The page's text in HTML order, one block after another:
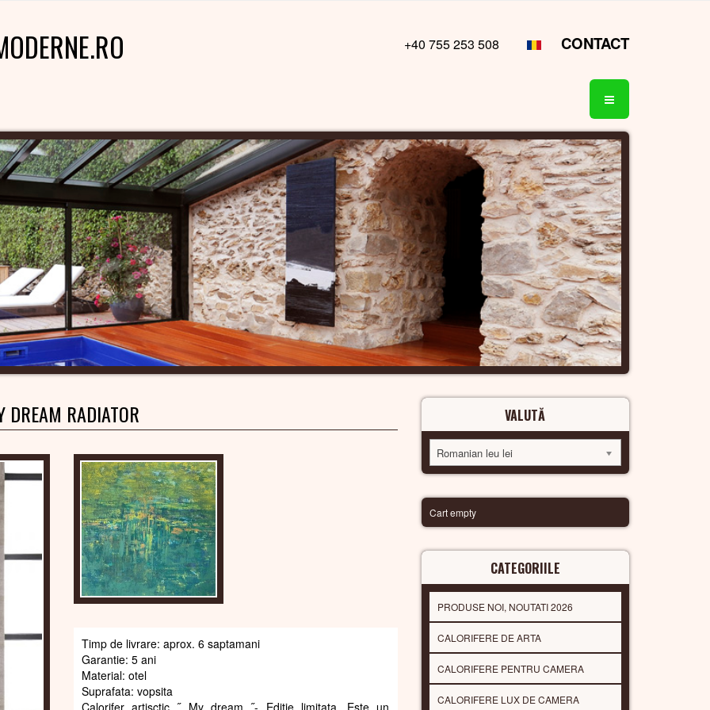
+40 755 253 508 CONTACT
DREAM RADIATOR
Timp de livrare: aprox. 6 saptamani
Garantie: 5 ani
Material: otel
Suprafata: vopsita
VALUTĂ
Romanian leu lei
Cart empty
CATEGORIILE
PRODUSE NOI, NOUTATI 2026
CALORIFERE DE ARTA
CALORIFERE PENTRU CAMERA
CALORIFERE LUX DE CAMERA